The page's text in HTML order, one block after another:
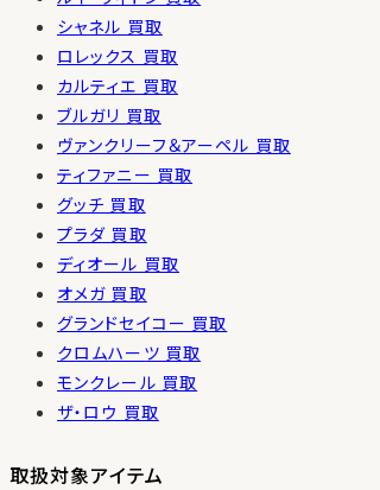
シャネル 買取
ロレックス 買取
カルティエ 買取
ブルガリ 買取
ヴァンクリーフ＆アーペル 買取
ティファニー 買取
グッチ 買取
プラダ 買取
ディオール 買取
オメガ 買取
グランドセイコー 買取
クロムハーツ 買取
モンクレール 買取
ザ・ロウ 買取
取扱対象アイテム